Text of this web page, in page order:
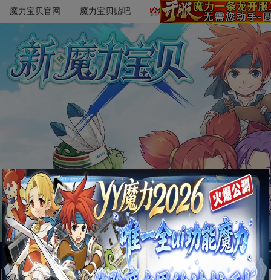
魔力宝贝官网 魔力宝贝贴吧
首页 萌新必读 文章攻略 游戏数据 魔易所